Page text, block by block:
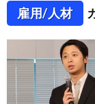
雇用/人材